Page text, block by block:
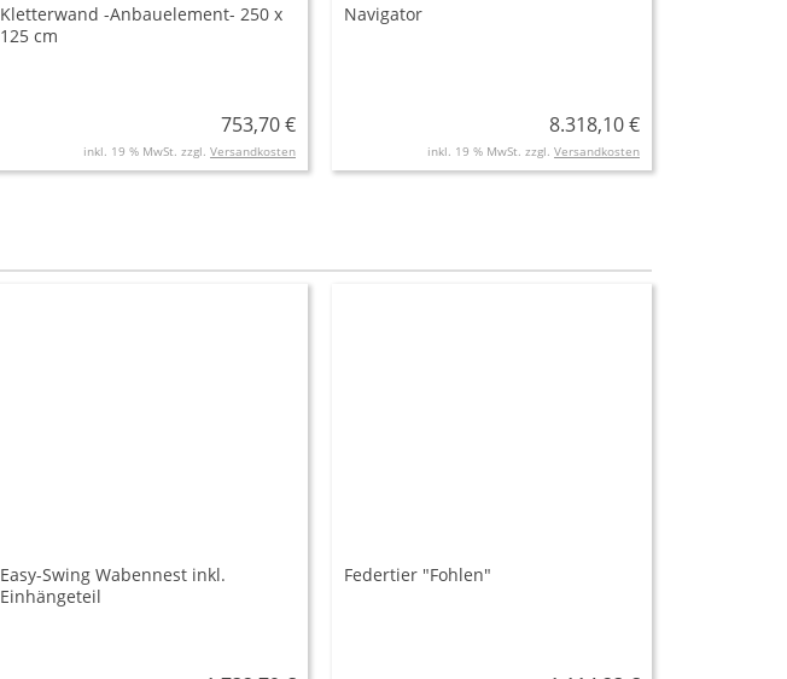
Kletterwand -Anbauelement- 250 x
125 cm
753,70 €
inkl. 19 % MwSt. zzgl. Versandkosten
Navigator
8.318,10 €
inkl. 19 % MwSt. zzgl. Versandkosten
Easy-Swing Wabennest inkl.
Einhängeteil
Federtier "Fohlen"